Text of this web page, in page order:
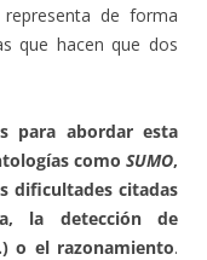
de forma
que hacen que dos
para abordar esta
comoSUMO,
dificultades citadas
la detección de
o el razonamiento.